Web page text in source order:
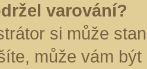
varování?
si může
může vám